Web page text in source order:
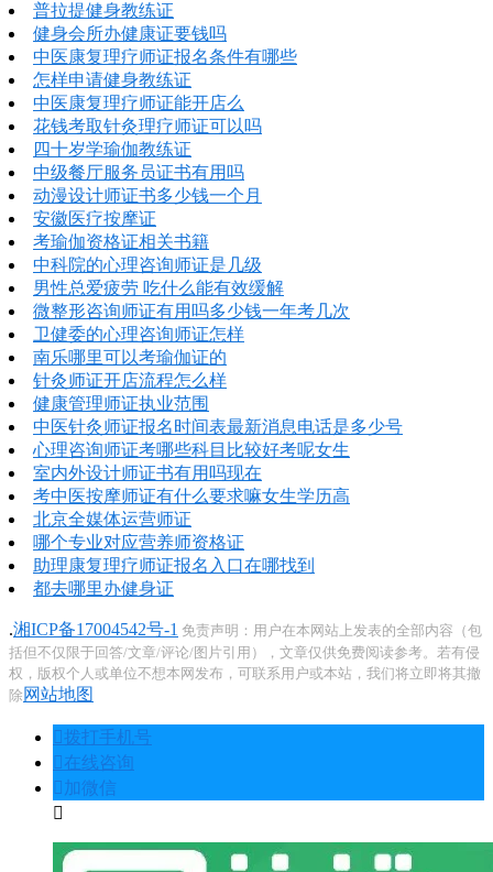
普拉提健身教练证
健身会所办健康证要钱吗
中医康复理疗师证报名条件有哪些
怎样申请健身教练证
中医康复理疗师证能开店么
花钱考取针灸理疗师证可以吗
四十岁学瑜伽教练证
中级餐厅服务员证书有用吗
动漫设计师证书多少钱一个月
安徽医疗按摩证
考瑜伽资格证相关书籍
中科院的心理咨询师证是几级
男性总爱疲劳 吃什么能有效缓解
微整形咨询师证有用吗多少钱一年考几次
卫健委的心理咨询师证怎样
南乐哪里可以考瑜伽证的
针灸师证开店流程怎么样
健康管理师证执业范围
中医针灸师证报名时间表最新消息电话是多少号
心理咨询师证考哪些科目比较好考呢女生
室内外设计师证书有用吗现在
考中医按摩师证有什么要求嘛女生学历高
北京全媒体运营师证
哪个专业对应营养师资格证
助理康复理疗师证报名入口在哪找到
都去哪里办健身证
.湘ICP备17004542号-1 免责声明：用户在本网站上发表的全部内容（包
括但不仅限于回答/文章/评论/图片引用），文章仅供免费阅读参考。若有侵
权，版权个人或单位不想本网发布，可联系用户或本站，我们将立即将其撤
除 网站地图
󦁁 拨打手机号
󦃡 在线咨询
󦘑 加微信
󧁡